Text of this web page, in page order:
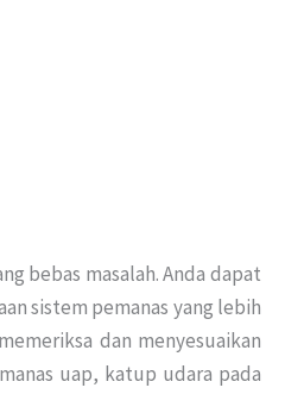
bebas masalah. Anda dapat
sistem pemanas yang lebih
dan menyesuaikan
uap, katup udara pada